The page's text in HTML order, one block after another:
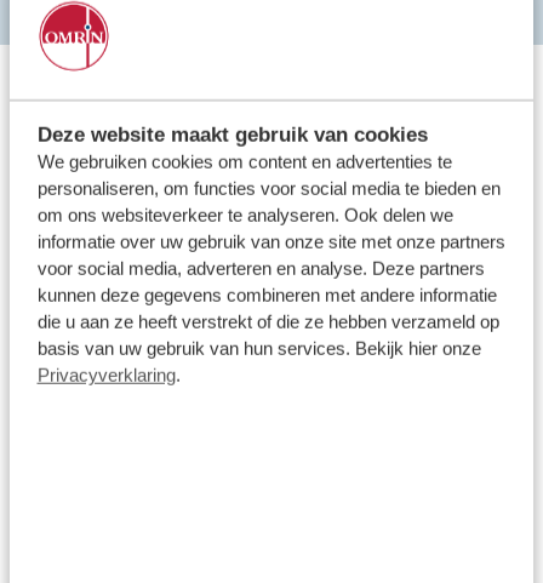
Deze website maakt gebruik van cookies
We gebruiken cookies om content en advertenties te
personaliseren, om functies voor social media te bieden en
om ons websiteverkeer te analyseren. Ook delen we
informatie over uw gebruik van onze site met onze partners
voor social media, adverteren en analyse. Deze partners
kunnen deze gegevens combineren met andere informatie
die u aan ze heeft verstrekt of die ze hebben verzameld op
basis van uw gebruik van hun services. Bekijk hier onze
Privacyverklaring.
bepaald.
De inrichting van het Werklandschap van de Toekomst is
gestart
In 2024 heeftTWA Architecteneen kantoor met
expositieruimte ontworpen. Ook is er een beplantingsplan
gemaakt voor de landschappelijke inpassing zoals
ontworpen door de landschapsarchitectPeter de Ruyter. De
communicatie over de aan te vragen vergunningen verloopt
via de Plaatselijk Belangen Vegelinsoord,
Haskerdijken/Nieuwebrug en Dorpsbelang Oudehaske.